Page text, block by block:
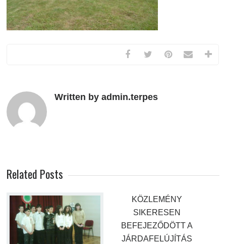
Written by admin.terpes
Related Posts
KÖZLEMÉNY
SIKERESEN
BEFEJEZŐDÖTT A
JÁRDAFELÚJÍTÁS